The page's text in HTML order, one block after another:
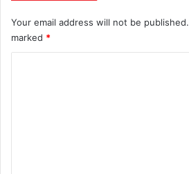
Your email address will not be published.
marked *